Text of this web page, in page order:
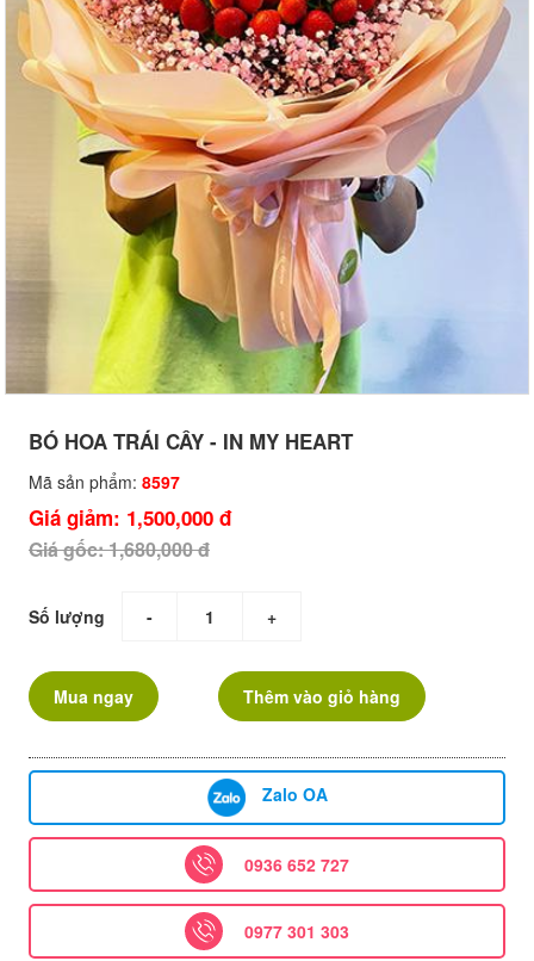
BÓ HOA TRÁI CÂY - IN MY HEART
Mã sản phẩm: 8597
Giá giảm: 1,500,000 đ
Giá gốc: 1,680,000 đ
Số lượng - +
Mua ngay Thêm vào giỏ hàng
Zalo OA
0936 652 727
0977 301 303